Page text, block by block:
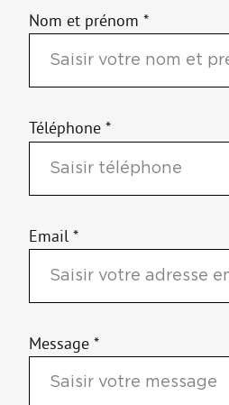
Nom et prénom *
Téléphone *
Email *
Message *